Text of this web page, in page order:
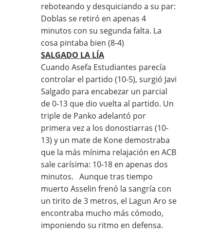
reboteando y desquiciando a su par:
Doblas se retiró en apenas 4
minutos con su segunda falta. La
cosa pintaba bien (8-4)
SALGADO LA LÍA
Cuando Asefa Estudiantes parecía
controlar el partido (10-5), surgió Javi
Salgado para encabezar un parcial
de 0-13 que dio vuelta al partido. Un
triple de Panko adelantó por
primera vez a los donostiarras (10-
13) y un mate de Kone demostraba
que la más mínima relajación en ACB
sale carísima: 10-18 en apenas dos
minutos. Aunque tras tiempo
muerto Asselin frenó la sangría con
un tirito de 3 metros, el Lagun Aro se
encontraba mucho más cómodo,
imponiendo su ritmo en defensa.